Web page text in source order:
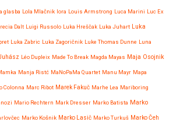
glasba Lola Mlačnik lora Louis Armstrong Luca Marini Luc Ex
Dalt Luigi Russolo Luka Hreščak Luka Juhart Luka
Luka Zabric Luka Zagoričnik Luke Thomas Dunne Luna
Léo Dupleix Made To Break Magda Mayas Maja Osojnik
Manja Ristć MaNoPaMa Quartet Manu Mayr Mapa
Colonna Marc Ribot Marek Fakuč Marhe Lea Mariboring
Mario Rechtern Mark Dresser Marko Batista Marko
Marko Košnik Marko Lasič Marko Turkuš Marko Čeh